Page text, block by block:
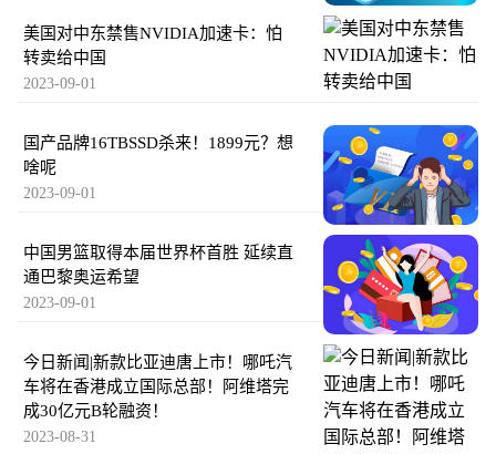
美国对中东禁售NVIDIA加速卡：怕
转卖给中国
2023-09-01
国产品牌16TBSSD杀来！1899元？想
啥呢
2023-09-01
中国男篮取得本届世界杯首胜 延续直
通巴黎奥运希望
2023-09-01
今日新闻|新款比亚迪唐上市！哪吒汽
车将在香港成立国际总部！阿维塔完
成30亿元B轮融资！
2023-08-31